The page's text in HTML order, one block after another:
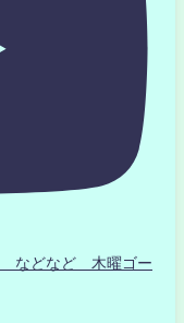
などなど 木曜ゴー